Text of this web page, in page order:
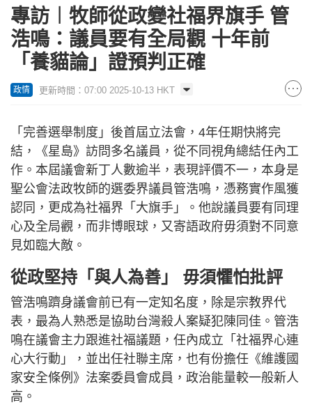
專訪︱牧師從政變社福界旗手 管
浩鳴：議員要有全局觀 十年前
「養貓論」證預判正確
政情 更新時間：07:00 2025-10-13 HKT
「完善選舉制度」後首屆立法會，4年任期快將完
結，《星島》訪問多名議員，從不同視角總結任內工
作。本屆議會新丁人數逾半，表現評價不一，本身是
聖公會法政牧師的選委界議員管浩鳴，憑務實作風獲
認同，更成為社福界「大旗手」。他說議員要有同理
心及全局觀，而非博眼球，又寄語政府毋須對不同意
見如臨大敵。
從政堅持「與人為善」 毋須懼怕批評
管浩鳴躋身議會前已有一定知名度，除是宗教界代
表，最為人熟悉是協助台灣殺人案疑犯陳同佳。管浩
鳴在議會主力跟進社福議題，任內成立「社福界心連
心大行動」，並出任社聯主席，也有份擔任《維護國
家安全條例》法案委員會成員，政治能量較一般新人
高。